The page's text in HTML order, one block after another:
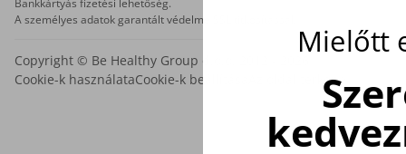
A személyes adatok garantált védelme SSL titkosítással.
Copyright © Be Healthy Group d.o.o. 2012 - 2026
Cookie-k használataCookie-k beállítása Az oldal térképe
Mielőtt